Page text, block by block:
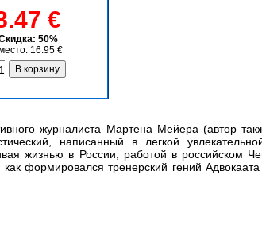
€
50%
16.95 €
журналиста Мартена Мейера (автор
написанный в легкой
жизнью в России, работой в российском
формировался тренерский гений